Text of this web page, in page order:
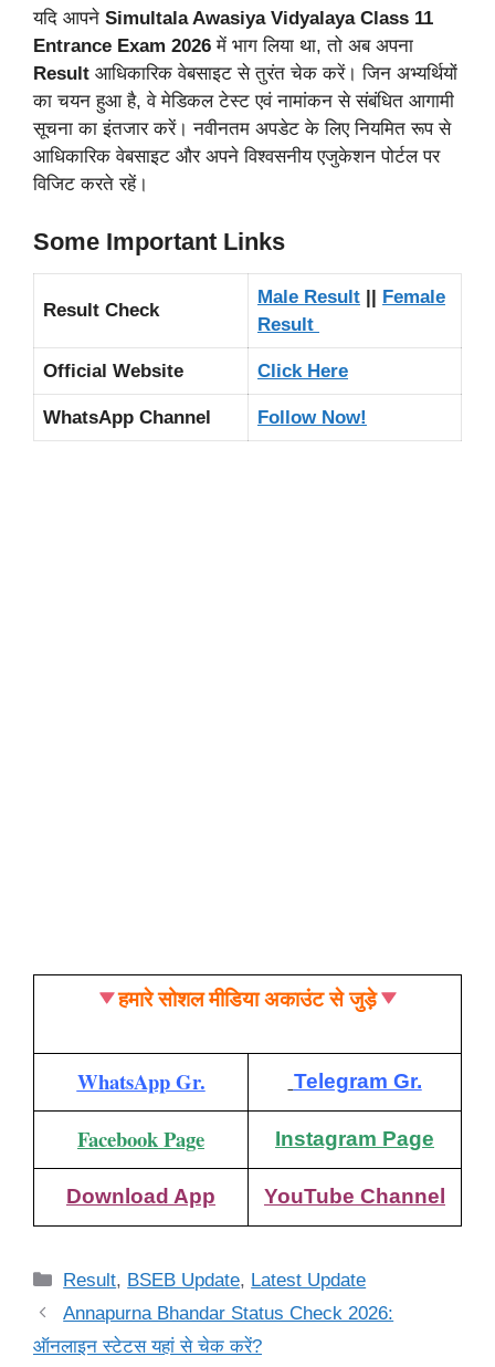
यदि आपने Simultala Awasiya Vidyalaya Class 11
Entrance Exam 2026 में भाग लिया था, तो अब अपना
Result आधिकारिक वेबसाइट से तुरंत चेक करें। जिन अभ्यर्थियों
का चयन हुआ है, वे मेडिकल टेस्ट एवं नामांकन से संबंधित आगामी
सूचना का इंतजार करें। नवीनतम अपडेट के लिए नियमित रूप से
आधिकारिक वेबसाइट और अपने विश्वसनीय एजुकेशन पोर्टल पर
विजिट करते रहें।
Some Important Links
Result Check
Male Result
Female
Result
Official Website Click Here
WhatsApp Channel Follow Now!
हमारे सोशल मीडिया अकाउंट से जुड़े
WhatsApp Gr. Telegram Gr.
Facebook Page Instagram Page
Download App YouTube Channel
Categories
Result, BSEB Update, Latest Update
Annapurna Bhandar Status Check 2026:
ऑनलाइन स्टेटस यहां से चेक करें?